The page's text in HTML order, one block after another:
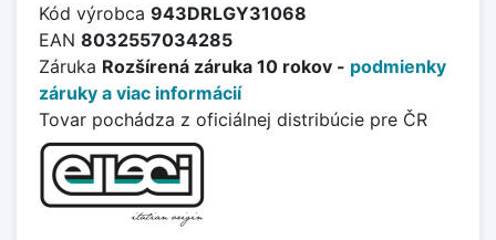
Kód výrobca 943DRLGY31068
EAN 8032557034285
Záruka Rozšírená záruka 10 rokov - podmienky
záruky a viac informácií
Tovar pochádza z oficiálnej distribúcie pre ČR